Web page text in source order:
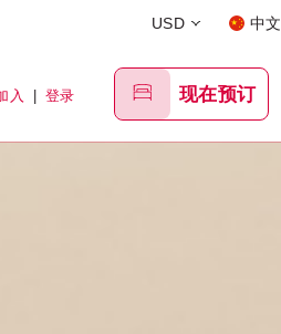
USD 中文
入 | 登录 现在预订